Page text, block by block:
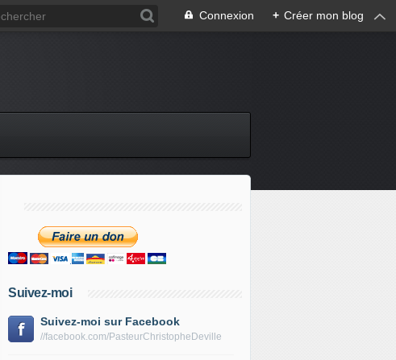
Connexion + Créer mon blog
Suivez-moi
Suivez-moi sur Facebook
//facebook.com/PasteurChristopheDeville